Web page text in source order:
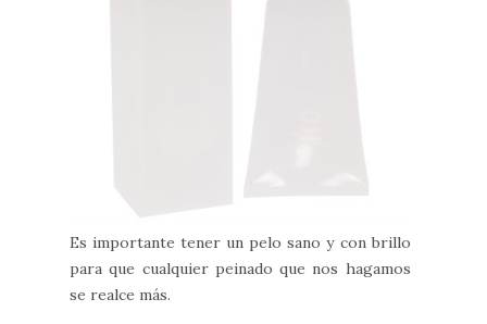
Es importante tener un pelo sano y con brillo
para que cualquier peinado que nos hagamos
se realce más.